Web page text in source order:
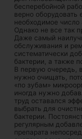
бесперебойной
верно оборудовать
необходимое число
Однако не все так
Даже самый
обслуживания и
систематически
бактерии, а также
В первую очередь,
нужно очищать,
«по зубам»
иногда нужно
труд оставался
выбрать для
бактерии.
регулярным
препарата